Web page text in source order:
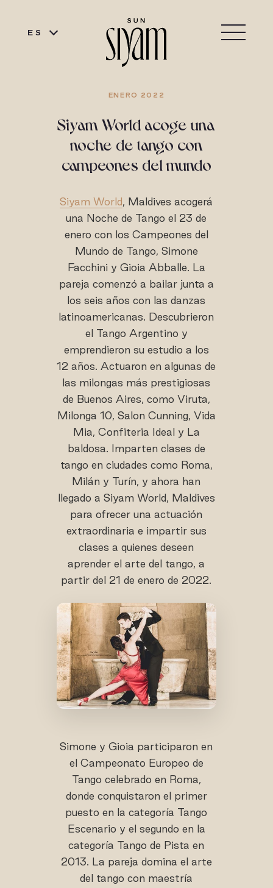
ES
ENERO 2022
Siyam World acoge una
noche de tango con
campeones del mundo
Siyam World, Maldives acogerá
una Noche de Tango el 23 de
enero con los Campeones del
Mundo de Tango, Simone
Facchini y Gioia Abballe. La
pareja comenzó a bailar junta a
los seis años con las danzas
latinoamericanas. Descubrieron
el Tango Argentino y
emprendieron su estudio a los
12 años. Actuaron en algunas de
las milongas más prestigiosas
de Buenos Aires, como Viruta,
Milonga 10, Salon Cunning, Vida
Mia, Confiteria Ideal y La
baldosa. Imparten clases de
tango en ciudades como Roma,
Milán y Turín, y ahora han
llegado a Siyam World, Maldives
para ofrecer una actuación
extraordinaria e impartir sus
clases a quienes deseen
aprender el arte del tango, a
partir del 21 de enero de 2022.
Simone y Gioia participaron en
el Campeonato Europeo de
Tango celebrado en Roma,
donde conquistaron el primer
puesto en la categoría Tango
Escenario y el segundo en la
categoría Tango de Pista en
2013. La pareja domina el arte
del tango con maestría